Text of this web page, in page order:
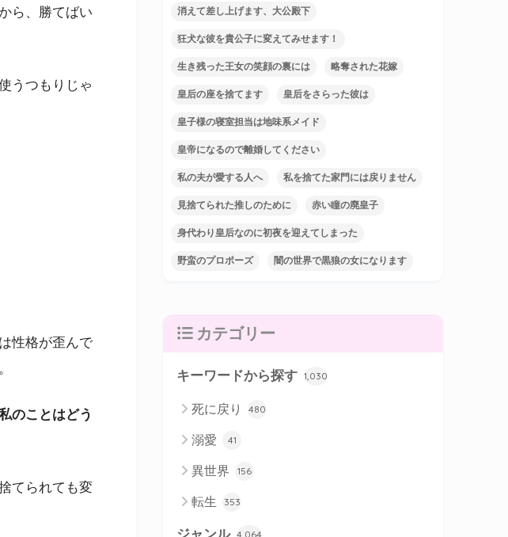
ら、勝てばい
うつもりじゃ
性格が歪んで
のことはどう
てられても変
消えて差し上げます、大公殿下
狂犬な彼を貴公子に変えてみせます！
生き残った王女の笑顔の裏には 略奪された花嫁
皇后の座を捨てます 皇后をさらった彼は
皇子様の寝室担当は地味系メイド
皇帝になるので離婚してください
私の夫が愛する人へ 私を捨てた家門には戻りません
見捨てられた推しのために 赤い瞳の廃皇子
身代わり皇后なのに初夜を迎えてしまった
野蛮のプロポーズ 闇の世界で黒狼の女になります
カテゴリー
キーワードから探す 1,030
死に戻り 480
溺愛 41
異世界 156
転生 353
ジャンル 4,064